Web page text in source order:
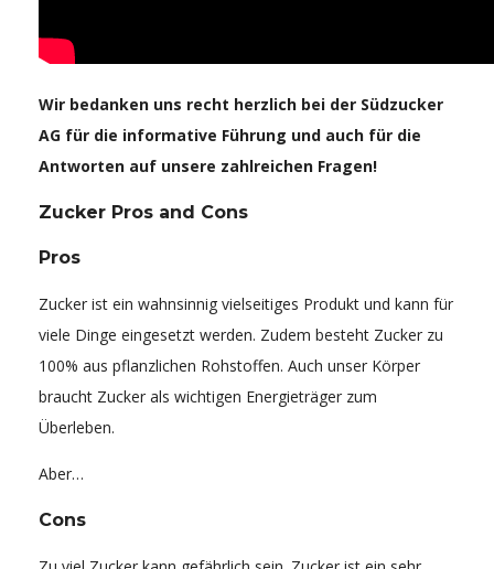
Wir bedanken uns recht herzlich bei der Südzucker
AG für die informative Führung und auch für die
Antworten auf unsere zahlreichen Fragen!
Zucker Pros and Cons
Pros
Zucker ist ein wahnsinnig vielseitiges Produkt und kann für
viele Dinge eingesetzt werden. Zudem besteht Zucker zu
100% aus pflanzlichen Rohstoffen. Auch unser Körper
braucht Zucker als wichtigen Energieträger zum
Überleben.
Aber…
Cons